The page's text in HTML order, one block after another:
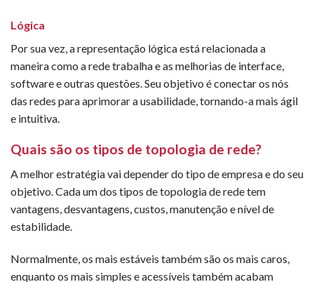
Lógica
Por sua vez, a representação lógica está relacionada a
maneira como a rede trabalha e as melhorias de interface,
software e outras questões. Seu objetivo é conectar os nós
das redes para aprimorar a usabilidade, tornando-a mais ágil
e intuitiva.
Quais são os tipos de topologia de rede?
A melhor estratégia vai depender do tipo de empresa e do seu
objetivo. Cada um dos tipos de topologia de rede tem
vantagens, desvantagens, custos, manutenção e nível de
estabilidade.
Normalmente, os mais estáveis também são os mais caros,
enquanto os mais simples e acessíveis também acabam